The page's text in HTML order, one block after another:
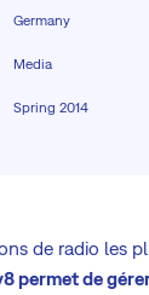
Germany
Media
Spring 2014
de radio les
permet de